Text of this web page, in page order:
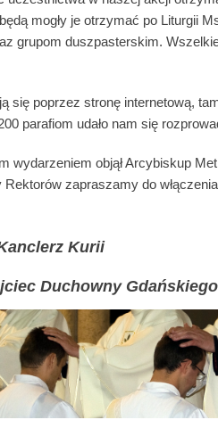
mogły je otrzymać po Liturgii
grupom duszpasterskim.
się poprzez stronę internetową,
parafiom udało nam się
wydarzeniem objął Arcybiskup
zapraszamy do
Kurii
Duchowny